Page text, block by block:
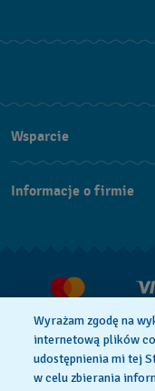
Wsparcie
Kontakt
FAQ
Warunki
Odstąp od
Informacje o firmie
Wyrażam zgodę na
internetową plików
udostępnienia mi tej
w celu zbierania